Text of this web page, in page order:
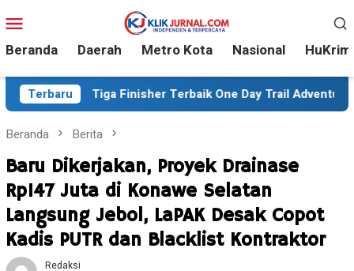
ke
kontenMobile
Beranda Daerah Metro Kota Nasional HuKrim
Terbaru
Finisher Terbaik One Day Trail Adventure Liwu Mokesa
Beranda Berita
Baru Dikerjakan, Proyek Drainase
Rp147 Juta di Konawe Selatan
Langsung Jebol, LaPAK Desak Copot
Kadis PUTR dan Blacklist Kontraktor
Redaksi